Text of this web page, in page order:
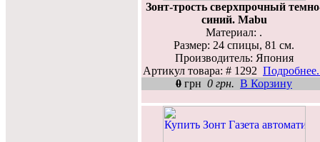
Зонт-трость сверхпрочный
синий. Mabu
Материал: .
Размер: 24 спицы, 81 см.
Производитель: Япония
Артикул товара: # 1292
0 грн 0 грн. В Корзину